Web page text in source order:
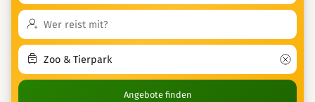
Angebote finden